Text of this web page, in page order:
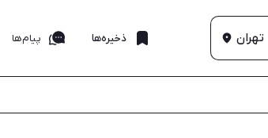
تهران ذخیره‌ها پیام‌ها